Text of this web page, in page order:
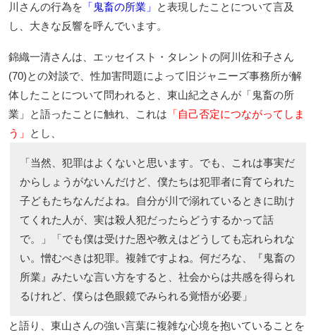
川さんの行為を 「鬼畜の所業」
と表現したことについて言及
し、大きな反響を呼んでいます。
錦織一清さんは、エッセイスト・タレントの阿川佐和子さん
(70)との対談で、性加害問題によって旧ジャニーズ事務所が解
体したことについて問われると、東山紀之さんが「鬼畜の所
業」と語ったことに触れ、これは 「自己否定につながってしま
う」
とし、
「当然、犯罪はよくないと思います。でも、これは事実だ
からしょうがないんだけど、僕たちは犯罪者に育てられた
子どもたちなんだよね。自分が川で溺れているときに助け
てくれた人が、実は殺人犯だったらどうするかって話
で。」「でも僕は受けた恩や教えはどうしても忘れられな
い。憎むべきは犯罪。複雑ですよね。何だろな、『鬼畜の
所業』みたいな言い方をすると、社会からは共感を得られ
るけれど、僕らは色眼鏡でみられる覚悟が必要」
と語り、東山さんの強い言葉に複雑な心境を抱いていることを